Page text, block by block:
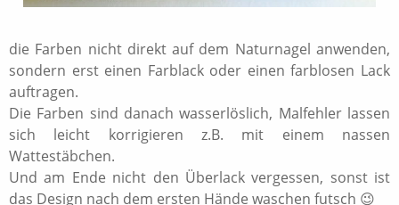
die Farben nicht direkt auf dem Naturnagel anwenden,
sondern erst einen Farblack oder einen farblosen Lack
auftragen.
Die Farben sind danach wasserlöslich, Malfehler lassen
sich leicht korrigieren z.B. mit einem nassen
Wattestäbchen.
Und am Ende nicht den Überlack vergessen, sonst ist
das Design nach dem ersten Hände waschen futsch 😉